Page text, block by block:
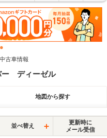
古車情報
ー ディーゼル
地図から探す
並べ替え
更新時に
メール受信